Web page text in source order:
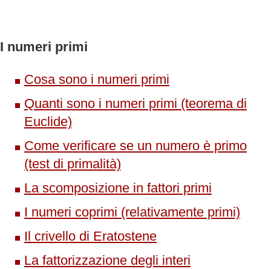
I numeri primi
Cosa sono i numeri primi
Quanti sono i numeri primi (teorema di
Euclide)
Come verificare se un numero è primo
(test di primalità)
La scomposizione in fattori primi
I numeri coprimi (relativamente primi)
Il crivello di Eratostene
La fattorizzazione degli interi